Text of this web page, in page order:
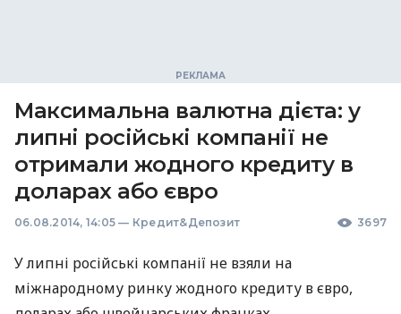
Максимальна валютна дієта: у
липні російські компанії не
отримали жодного кредиту в
доларах або євро
06.08.2014, 14:05 — Кредит&Депозит 3697
У липні російські компанії не взяли на
міжнародному ринку жодного кредиту в євро,